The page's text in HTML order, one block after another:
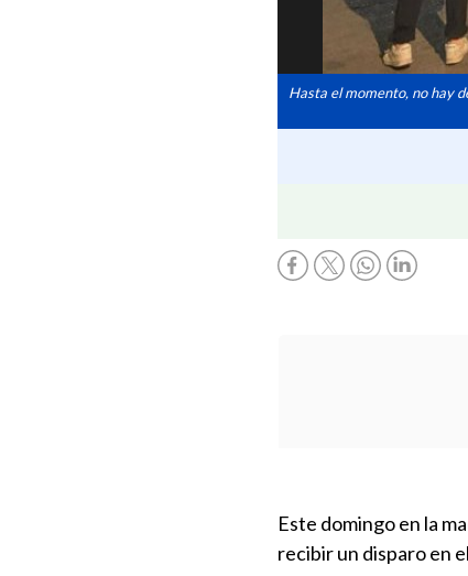
Hasta el momento, no hay
Este domingo en la
recibir un disparo en